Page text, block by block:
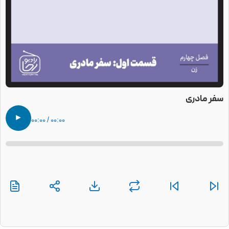
سفر مادری
۰۰:۰۰ / ۰۰:۰۰ ►